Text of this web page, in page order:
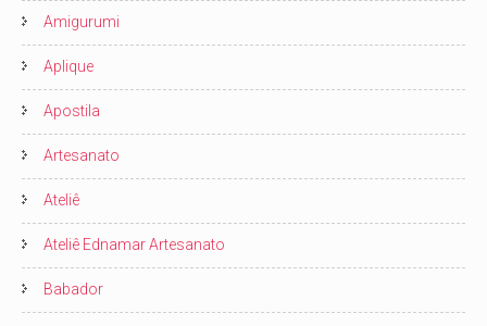
Amigurumi
Aplique
Apostila
Artesanato
Ateliê
Ateliê Ednamar Artesanato
Babador